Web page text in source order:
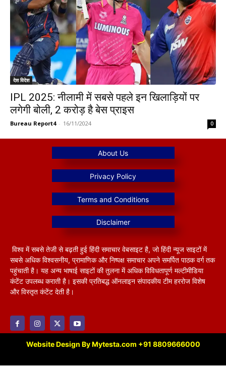
देश विदेश
IPL 2025: नीलामी में सबसे पहले इन खिलाड़ियों पर
लगेगी बोली, 2 करोड़ है बेस प्राइस
Bureau Report4 - 16/11/2024 0
विश्व में सबसे तेजी से बढ़ती हुई हिंदी समाचार वेबसाइट है, जो हिंदी न्यूज साइटों में
सबसे अधिक विश्वसनीय, प्रामाणिक और निष्पक्ष समाचार अपने समर्पित पाठक वर्ग तक
पहुंचाती है। यह अन्य भाषाई साइटों की तुलना में अधिक विविधतापूर्ण मल्टीमीडिया
कंटेंट उपलब्ध कराती है। इसकी प्रतिबद्ध ऑनलाइन संपादकीय टीम हररोज विशेष
और विस्तृत कंटेंट देती है।
Website Design By Mytesta.com +91 8809666000